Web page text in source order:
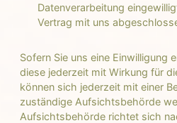
Datenverarbeitung
Vertrag mit uns
Sofern Sie uns eine Einwilligung
diese jederzeit mit Wirkung für
können sich jederzeit mit einer
zuständige Aufsichtsbehörde
Aufsichtsbehörde richtet sich